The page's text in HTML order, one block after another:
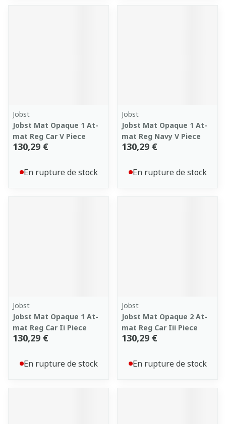
Jobst
Jobst Mat Opaque 1 At-
mat Reg Car V Piece
130,29 €
En rupture de stock
Jobst
Jobst Mat Opaque 1 At-
mat Reg Navy V Piece
130,29 €
En rupture de stock
Jobst
Jobst Mat Opaque 1 At-
mat Reg Car Ii Piece
130,29 €
En rupture de stock
Jobst
Jobst Mat Opaque 2 At-
mat Reg Car Iii Piece
130,29 €
En rupture de stock